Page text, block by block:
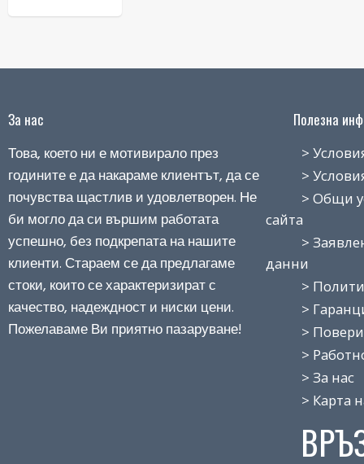
За нас
Това, което ни е мотивирало през
годините е да накараме клиентът, да се
почувства щастлив и удовлетворен. Не
би могло да си вършим работата
успешно, без подкрепата на нашите
клиенти. Стараем се да предлагаме
стоки, които се характеризират с
качество, надеждност и ниски цени.
Пожелаваме Ви приятно пазаруване!
Полезна
> Условия
> Условия
> Общи
сайта
>
данни
>
>
>
> Работно
> За нас
> Карта на